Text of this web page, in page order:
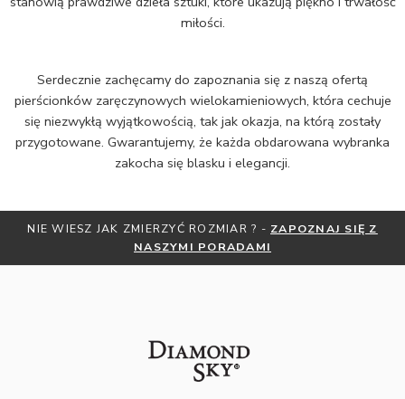
miłości.
Serdecznie zachęcamy do zapoznania się z naszą ofertą
pierścionków zaręczynowych wielokamieniowych, która cechuje
się niezwykłą wyjątkowością, tak jak okazja, na którą zostały
przygotowane. Gwarantujemy, że każda obdarowana wybranka
zakocha się blasku i elegancji.
OTRZYMAJ BEZPŁATNĄ MIARKĘ JUBILERSKĄ ORAZ DO 30%
ZAPISZ SIĘ DO NEWSLETTERA